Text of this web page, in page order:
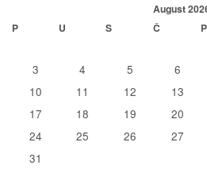
August
P
U S Č P
3
4 5 6
10
11 12 13
17
18 19 20
24
25 26 27
31